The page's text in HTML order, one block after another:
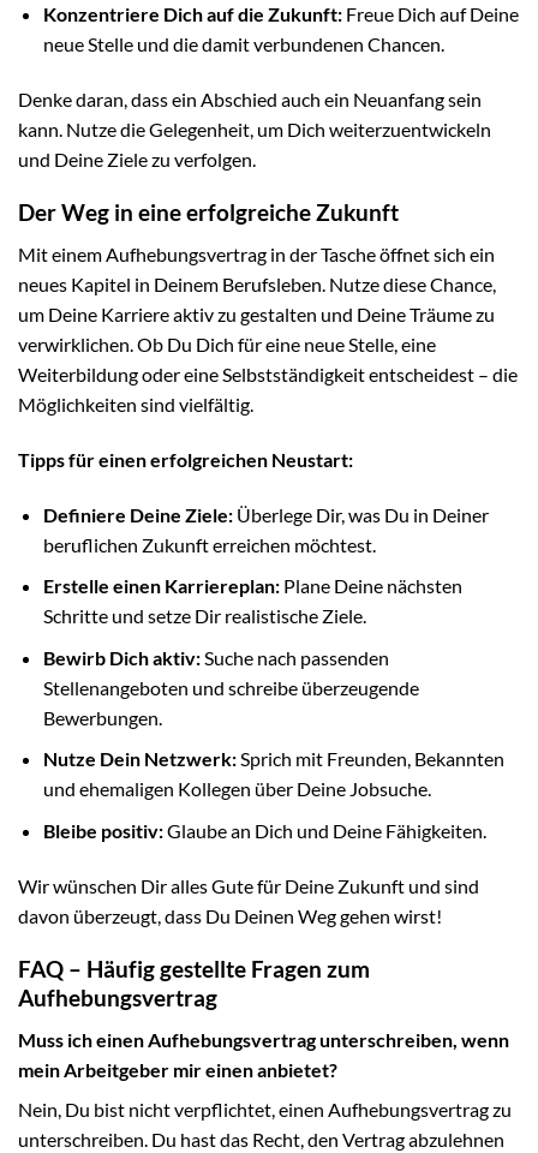
Konzentriere Dich auf die Zukunft:Freue Dich auf Deine
neue Stelle und die damit verbundenen Chancen.
Denke daran, dass ein Abschied auch ein Neuanfang sein
kann. Nutze die Gelegenheit, um Dich weiterzuentwickeln
und Deine Ziele zu verfolgen.
Der Weg in eine erfolgreiche Zukunft
Mit einem Aufhebungsvertrag in der Tasche öffnet sich ein
neues Kapitel in Deinem Berufsleben. Nutze diese Chance,
um Deine Karriere aktiv zu gestalten und Deine Träume zu
verwirklichen. Ob Du Dich für eine neue Stelle, eine
Weiterbildung oder eine Selbstständigkeit entscheidest – die
Möglichkeiten sind vielfältig.
Tipps für einen erfolgreichen Neustart:
Definiere Deine Ziele:Überlege Dir, was Du in Deiner
beruflichen Zukunft erreichen möchtest.
Erstelle einen Karriereplan:Plane Deine nächsten
Schritte und setze Dir realistische Ziele.
Bewirb Dich aktiv:Suche nach passenden
Stellenangeboten und schreibe überzeugende
Bewerbungen.
Nutze Dein Netzwerk:Sprich mit Freunden, Bekannten
und ehemaligen Kollegen über Deine Jobsuche.
Bleibe positiv:Glaube an Dich und Deine Fähigkeiten.
Wir wünschen Dir alles Gute für Deine Zukunft und sind
davon überzeugt, dass Du Deinen Weg gehen wirst!
FAQ – Häufig gestellte Fragen zum
Aufhebungsvertrag
Muss ich einen Aufhebungsvertrag unterschreiben, wenn
mein Arbeitgeber mir einen anbietet?
Nein, Du bist nicht verpflichtet, einen Aufhebungsvertrag zu
unterschreiben. Du hast das Recht, den Vertrag abzulehnen